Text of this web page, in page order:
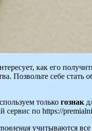
как его
Позвольте себе стать
только гознак
сервис по https://
учитываются все